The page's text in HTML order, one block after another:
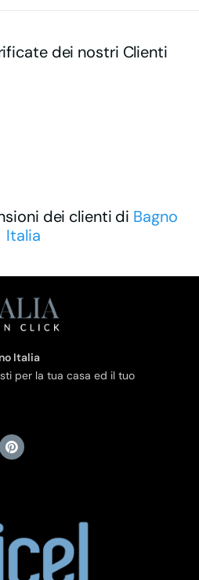
dei nostri Clienti
dei clienti di Bagno
Italia
Italia
per la tua casa ed il tuo